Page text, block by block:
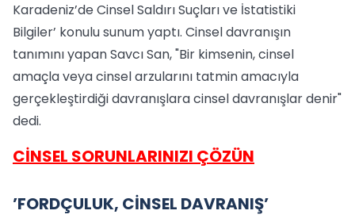
Karadeniz’de Cinsel Saldırı Suçları ve İstatistiki
Bilgiler’ konulu sunum yaptı. Cinsel davranışın
tanımını yapan Savcı San, "Bir kimsenin, cinsel
amaçla veya cinsel arzularını tatmin amacıyla
gerçekleştirdiği davranışlara cinsel davranışlar denir"
dedi.
CİNSEL SORUNLARINIZI ÇÖZÜN
’FORDÇULUK, CİNSEL DAVRANIŞ’